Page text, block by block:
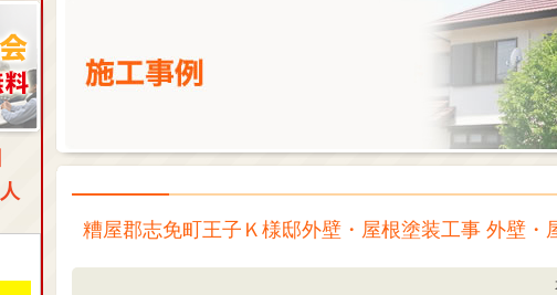
糟屋郡志免町王子Ｋ様邸外壁・屋根塗装工事 外壁・
人